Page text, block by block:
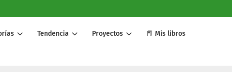
Tendencia Proyectos 📕 Mis libros